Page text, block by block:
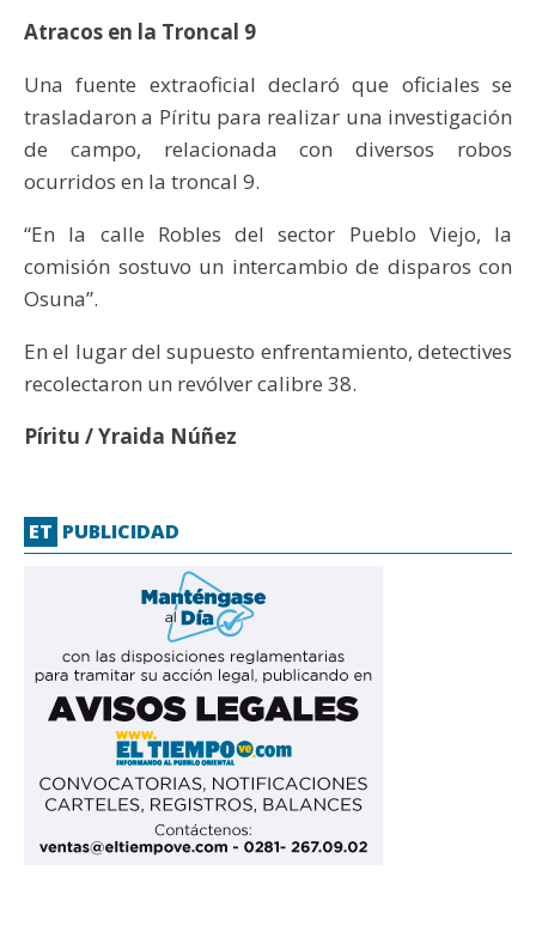
Atracos en la Troncal 9
Una fuente extraoficial declaró que oficiales se
trasladaron a Píritu para realizar una investigación
de campo, relacionada con diversos robos
ocurridos en la troncal 9.
“En la calle Robles del sector Pueblo Viejo, la
comisión sostuvo un intercambio de disparos con
Osuna”.
En el lugar del supuesto enfrentamiento, detectives
recolectaron un revólver calibre 38.
Píritu / Yraida Núñez
ET PUBLICIDAD